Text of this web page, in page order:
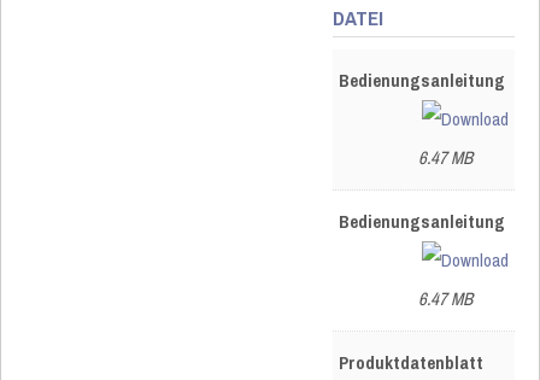
DATEI
Bedienungsanleitung
6.47 MB
Bedienungsanleitung
6.47 MB
Produktdatenblatt